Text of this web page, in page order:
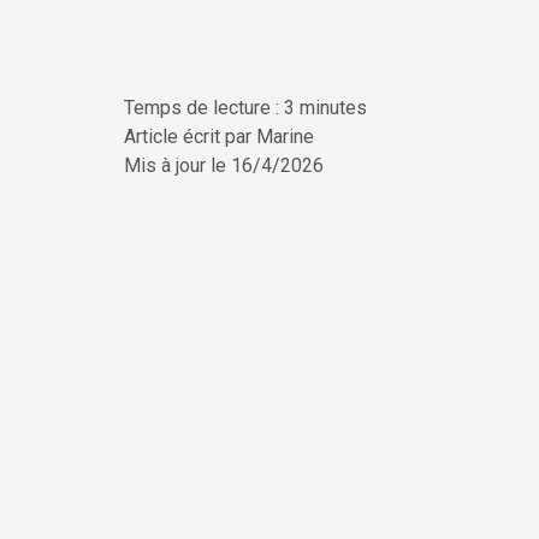
Temps de lecture : 3 minutes
Article écrit par Marine
Mis à jour le 16/4/2026